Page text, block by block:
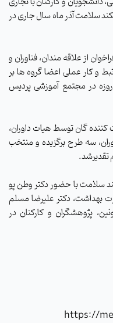
سلامت آذر ماه سال جاری در
از علاقه مندان، فناوران و
و کار عملی اعضا گروه ها بر
در مجتمع آموزشی پردیس
کننده گان توسط هیات داوران،
سه طرح برگزیده و منتخب
تقدیرشد.
سلامت با حضور دکتر وطن پو
بهداشت، دکتر علیرضا مسلم
پژوهشگران و کارکنان در
https://